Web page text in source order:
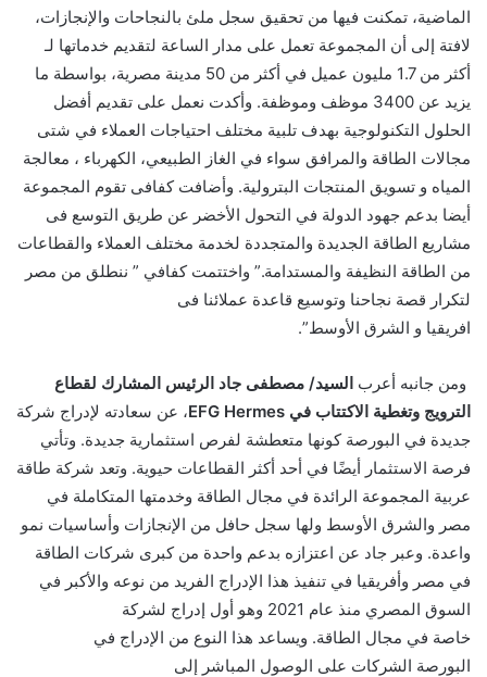
الماضية، تمكنت فيها من تحقيق سجل ملئ بالنجاحات والإنجازات،
لافتة إلى أن المجموعة تعمل على مدار الساعة لتقديم خدماتها لـ
أكثر من 1.7 مليون عميل في أكثر من 50 مدينة مصرية، بواسطة ما
يزيد عن 3400 موظف وموظفة. وأكدت نعمل على تقديم أفضل
الحلول التكنولوجية بهدف تلبية مختلف احتياجات العملاء في شتى
مجالات الطاقة والمرافق سواء في الغاز الطبيعي، الكهرباء ، معالجة
المياه و تسويق المنتجات البترولية. وأضافت كفافى تقوم المجموعة
أيضا بدعم جهود الدولة في التحول الأخضر عن طريق التوسع فى
مشاريع الطاقة الجديدة والمتجددة لخدمة مختلف العملاء والقطاعات
من الطاقة النظيفة والمستدامة.” واختتمت كفافي ” ننطلق من مصر
لتكرار قصة نجاحنا وتوسيع قاعدة عملائنا فى
افريقيا و الشرق الأوسط”.
ومن جانبه أعرب السيد/ مصطفى جاد الرئيس المشارك لقطاع
الترويج وتغطية الاكتتاب في EFG Hermes، عن سعادته لإدراج شركة
جديدة في البورصة كونها متعطشة لفرص استثمارية جديدة. وتأتي
فرصة الاستثمار أيضًا في أحد أكثر القطاعات حيوية. وتعد شركة طاقة
عربية المجموعة الرائدة في مجال الطاقة وخدمتها المتكاملة في
مصر والشرق الأوسط ولها سجل حافل من الإنجازات وأساسيات نمو
واعدة. وعبر جاد عن اعتزازه بدعم واحدة من كبرى شركات الطاقة
في مصر وأفريقيا في تنفيذ هذا الإدراج الفريد من نوعه والأكبر في
السوق المصري منذ عام 1
202 وهو أول إدراج لشركة
خاصة في مجال الطاقة. ويساعد هذا النوع من الإدراج في
البورصة الشركات على الوصول المباشر إلى